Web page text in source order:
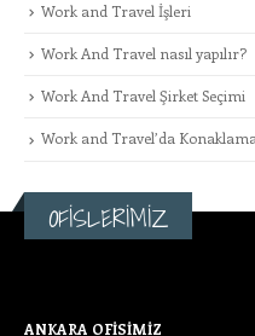
Work and Travel İşleri
Work And Travel nasıl yapılır?
Work And Travel Şirket Seçimi
Work and Travel’da
OFİSLERİMİZ
ANKARA OFİSİMİZ